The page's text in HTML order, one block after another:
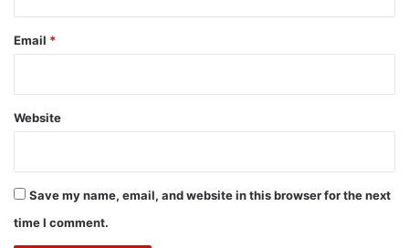
Email *
Website
Save my name, email, and website in this browser for the next
time I comment.